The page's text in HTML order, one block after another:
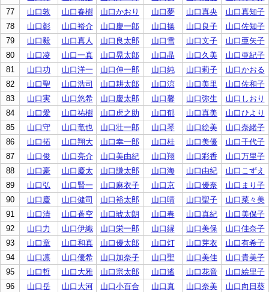
77
山口敦 山口春樹 山口かおり 山口夢 山口真央
山口真知子
78
山口彰 山口裕介 山口慶一郎 山口操 山口良子
山口佐知子
79
山口毅 山口真人 山口良太郎 山口雪 山口文子
山口亜矢子
80
山口凌 山口一真 山口晃太郎 山口晶 山口久美
山口亜紀子
81
山口功 山口洋一 山口伸一郎 山口純 山口莉子
山口かおる
82
山口聖 山口浩司 山口耕太郎 山口涼 山口美里
山口佐和子
83
山口実 山口悠希 山口慶太郎 山口馨 山口弥生
山口しおり
84
山口愛 山口祐樹 山口虎之助 山口郁 山口真美
山口ひより
85
山口守 山口竜也 山口壮一郎 山口琴 山口絵美
山口奈緒子
86
山口拓 山口翔大 山口幸一郎 山口桂 山口美優
山口千代子
87
山口俊 山口亮介 山口美由紀 山口翔 山口彩香
山口万里子
88
山口豪 山口慶太 山口謙太郎 山口海 山口由紀
山口こずえ
89
山口弘 山口賢一 山口麻衣子 山口京 山口優奈
山口まり子
90
山口慶 山口健司 山口裕太郎 山口晴 山口聖子
山口菜々美
91
山口清 山口蒼空 山口琥太朗 山口春 山口真紀
山口美保子
92
山口力 山口伊織 山口栄一郎 山口縁 山口美保
山口佳奈子
93
山口章 山口和真 山口優太郎 山口灯 山口芽衣
山口有希子
94
山口凛 山口優希 山口加奈子 山口聖 山口美佳
山口貴美子
95
山口哲 山口大雅 山口宗太郎 山口遙 山口花音
山口絵里子
96
山口岳 山口大河 山口小百合 山口真 山口奈美
山口向日葵